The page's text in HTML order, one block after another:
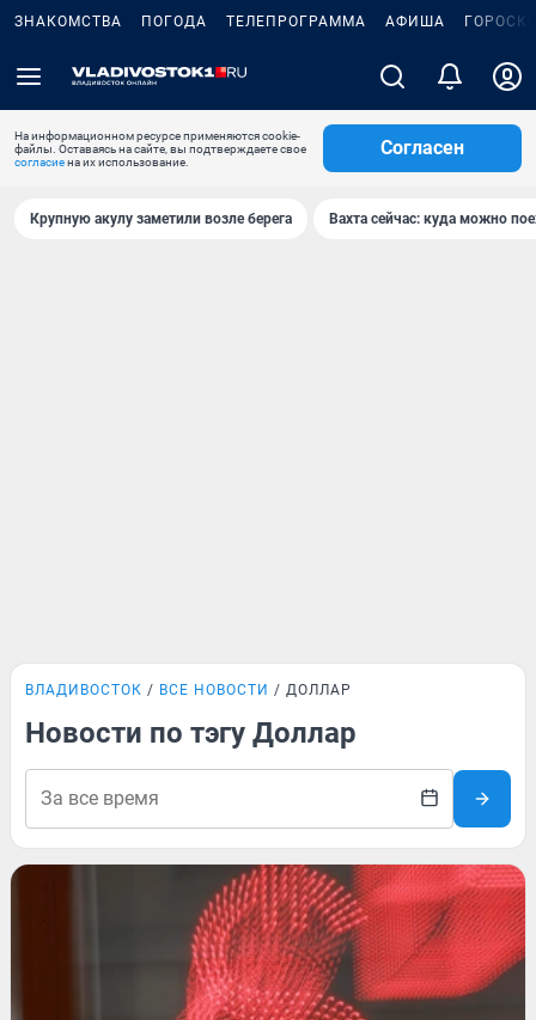
ЗНАКОМСТВА ПОГОДА ТЕЛЕПРОГРАММА АФИША
На информационном ресурсе применяются cookie-
файлы. Оставаясь на сайте, вы подтверждаете свое
согласиена их использование.
Согласен
Крупную акулу заметили возле берега Вахта сейчас: куда можно
ВЛАДИВОСТОК ВСЕ НОВОСТИ ДОЛЛАР
Новости по тэгу Доллар